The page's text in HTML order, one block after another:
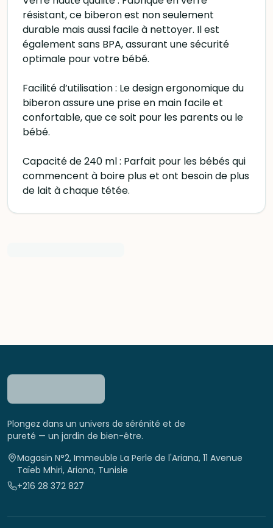
résistant, ce biberon est non seulement
durable mais aussi facile à nettoyer. Il est
également sans BPA, assurant une sécurité
optimale pour votre bébé.
Facilité d’utilisation : Le design ergonomique du
biberon assure une prise en main facile et
confortable, que ce soit pour les parents ou le
bébé.
Capacité de 240 ml : Parfait pour les bébés qui
commencent à boire plus et ont besoin de plus
de lait à chaque tétée.
Plongez dans un univers de sérénité et de
pureté — un jardin de bien-être.
Magasin N°2, Immeuble La Perle de l'Ariana, 11 Avenue
Taïeb Mhiri, Ariana, Tunisie
+216 28 372 827